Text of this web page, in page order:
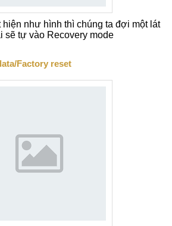
hiện như hình thì chúng ta đợi một lát
sẽ tự vào Recovery mode
Factory reset